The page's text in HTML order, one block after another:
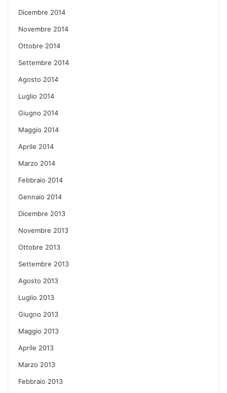
Dicembre 2014
Novembre 2014
Ottobre 2014
Settembre 2014
Agosto 2014
Luglio 2014
Giugno 2014
Maggio 2014
Aprile 2014
Marzo 2014
Febbraio 2014
Gennaio 2014
Dicembre 2013
Novembre 2013
Ottobre 2013
Settembre 2013
Agosto 2013
Luglio 2013
Giugno 2013
Maggio 2013
Aprile 2013
Marzo 2013
Febbraio 2013